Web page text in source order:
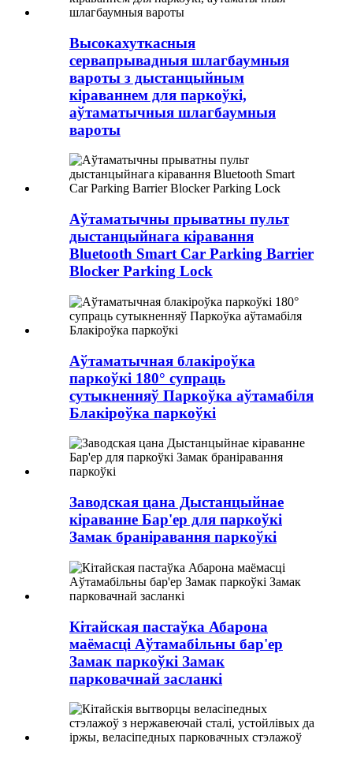
Высокахуткасныя
сервапрывадныя шлагбаумныя
вароты з дыстанцыйным
кіраваннем для паркоўкі,
аўтаматычныя шлагбаумныя
вароты
Аўтаматычны прыватны пульт
дыстанцыйнага кіравання
Bluetooth Smart Car Parking Barrier
Blocker Parking Lock
Аўтаматычная блакіроўка
паркоўкі 180° супраць
сутыкненняў Паркоўка аўтамабіля
Блакіроўка паркоўкі
Заводская цана Дыстанцыйнае
кіраванне Бар'ер для паркоўкі
Замак браніравання паркоўкі
Кітайская пастаўка Абарона
маёмасці Аўтамабільны бар'ер
Замак паркоўкі Замак
парковачнай засланкі